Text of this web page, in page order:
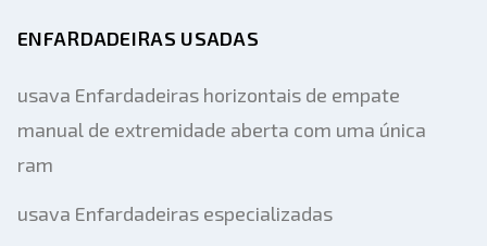
ENFARDADEIRAS USADAS
usava Enfardadeiras horizontais de empate
manual de extremidade aberta com uma única
ram
usava Enfardadeiras especializadas